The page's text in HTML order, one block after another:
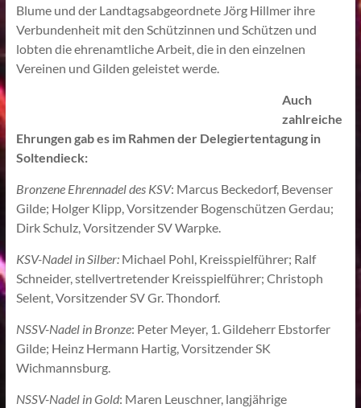
Blume und der Landtagsabgeordnete Jörg Hillmer ihre
Verbundenheit mit den Schützinnen und Schützen und
lobten die ehrenamtliche Arbeit, die in den einzelnen
Vereinen und Gilden geleistet werde.
Auch
zahlreiche
Ehrungen gab es im Rahmen der Delegiertentagung in
Soltendieck:
Bronzene Ehrennadel des KSV: Marcus Beckedorf, Bevenser
Gilde; Holger Klipp, Vorsitzender Bogenschützen Gerdau;
Dirk Schulz, Vorsitzender SV Warpke.
KSV-Nadel in Silber:Michael Pohl, Kreisspielführer; Ralf
Schneider, stellvertretender Kreisspielführer; Christoph
Selent, Vorsitzender SV Gr. Thondorf.
NSSV-Nadel in Bronze: Peter Meyer, 1. Gildeherr Ebstorfer
Gilde; Heinz Hermann Hartig, Vorsitzender SK
Wichmannsburg.
NSSV-Nadel in Gold: Maren Leuschner, langjährige